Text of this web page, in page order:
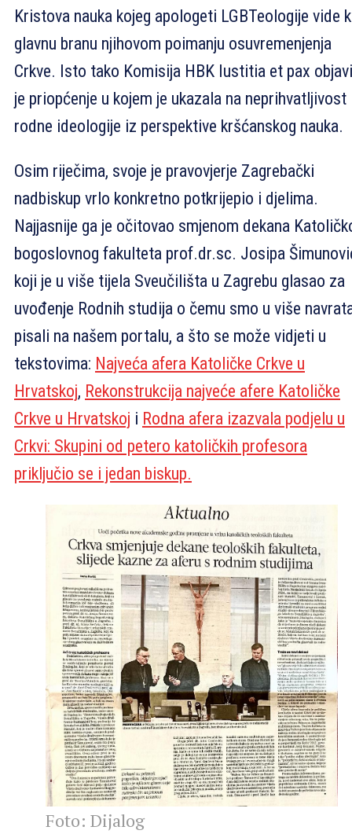
Kristova nauka kojeg apologeti LGBTeologije vide
glavnu branu njihovom poimanju osuvremenjenja
Crkve. Isto tako Komisija HBK Iustitia et pax
je priopćenje u kojem je ukazala na neprihvatljivost
rodne ideologije iz perspektive kršćanskog nauka.
Osim riječima, svoje je pravovjerje Zagrebački
nadbiskup vrlo konkretno potkrijepio i djelima.
Najjasnije ga je očitovao smjenom dekana
bogoslovnog fakulteta prof.dr.sc. Josipa
koji je u više tijela Sveučilišta u Zagrebu glasao za
uvođenje Rodnih studija o čemu smo u više
pisali na našem portalu, a što se može vidjeti u
tekstovima: Najveća afera Katoličke Crkve u
Hrvatskoj, Rekonstrukcija najveće afere Katoličke
Crkve u Hrvatskoj i Rodna afera izazvala podjelu u
Crkvi: Skupini od petero katoličkih profesora
priključio se i jedan biskup.
Foto: Dijalog